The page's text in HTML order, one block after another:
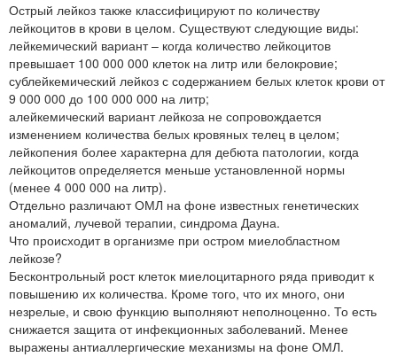
Острый лейкоз также классифицируют по количеству
лейкоцитов в крови в целом. Существуют следующие виды:
лейкемический вариант – когда количество лейкоцитов
превышает 100 000 000 клеток на литр или белокровие;
сублейкемический лейкоз с содержанием белых клеток крови от
9 000 000 до 100 000 000 на литр;
алейкемический вариант лейкоза не сопровождается
изменением количества белых кровяных телец в целом;
лейкопения более характерна для дебюта патологии, когда
лейкоцитов определяется меньше установленной нормы
(менее 4 000 000 на литр).
Отдельно различают ОМЛ на фоне известных генетических
аномалий, лучевой терапии, синдрома Дауна.
Что происходит в организме при остром миелобластном
лейкозе?
Бесконтрольный рост клеток миелоцитарного ряда приводит к
повышению их количества. Кроме того, что их много, они
незрелые, и свою функцию выполняют неполноценно. То есть
снижается защита от инфекционных заболеваний. Менее
выражены антиаллергические механизмы на фоне ОМЛ.